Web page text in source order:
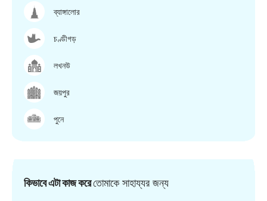
ব্যাঙ্গালোর
চণ্ডীগড়
লখনউ
জয়পুর
পুনে
কিভাবে এটা কাজ করেতোমাকে সাহায্যর জন্য